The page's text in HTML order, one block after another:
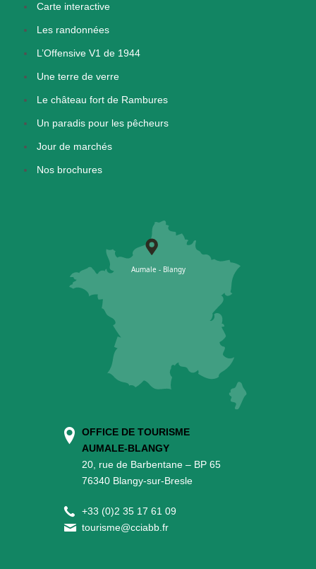
Carte interactive
Les randonnées
L’Offensive V1 de 1944
Une terre de verre
Le château fort de Rambures
Un paradis pour les pêcheurs
Jour de marchés
Nos brochures
OFFICE DE TOURISME
AUMALE-BLANGY
20, rue de Barbentane – BP 65
76340 Blangy-sur-Bresle
+33 (0)2 35 17 61 09
tourisme@cciabb.fr